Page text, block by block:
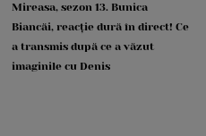
Mireasa, sezon 13. Bunica
Biancăi, reacție dură în direct! Ce
a transmis după ce a văzut
imaginile cu Denis